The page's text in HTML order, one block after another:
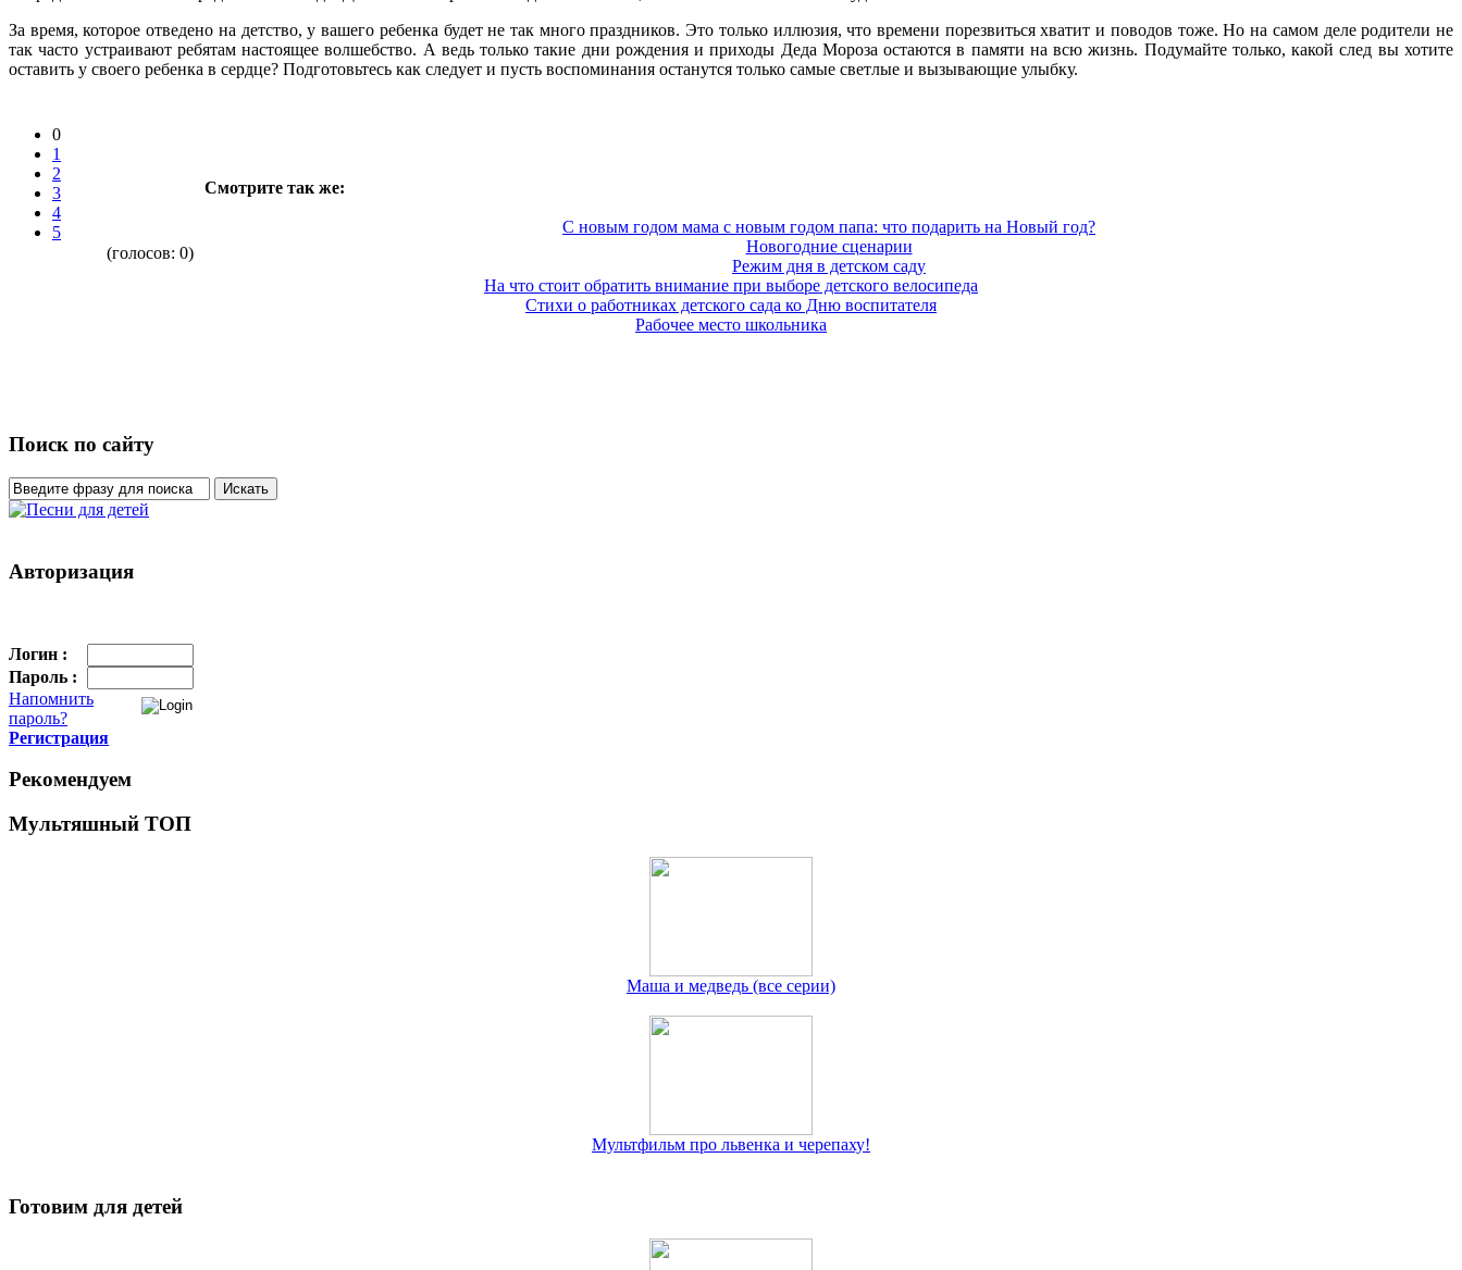
За время, которое отведено на детство, у вашего ребенка будет не так много праздников. Это только иллюзия, что времени порезвиться хватит и поводов тоже. Но на самом деле родители не
так часто устраивают ребятам настоящее волшебство. А ведь только такие дни рождения и приходы Деда Мороза остаются в памяти на всю жизнь. Подумайте только, какой след вы хотите
оставить у своего ребенка в сердце? Подготовьтесь как следует и пусть воспоминания останутся только самые светлые и вызывающие улыбку.
0
1
2
3
4
5
(голосов: 0)
Смотрите так же:
С новым годом мама с новым годом папа: что подарить на Новый год?
Новогодние сценарии
Режим дня в детском саду
На что стоит обратить внимание при выборе детского велосипеда
Стихи о работниках детского сада ко Дню воспитателя
Рабочее место школьника
Поиск по сайту
Авторизация
Логин :
Пароль :
Напомнить
пароль?
Регистрация
Рекомендуем
Мультяшный ТОП
Маша и медведь (все серии)
Мультфильм про львенка и черепаху!
Готовим для детей